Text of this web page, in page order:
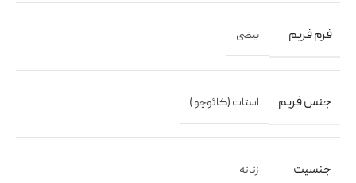
فرم فریم بیضی
جنس فریم استات (کائوچو )
جنسیت زنانه